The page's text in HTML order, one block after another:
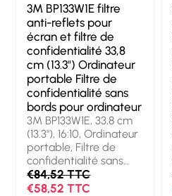
3M BP133W1E filtre
anti-reflets pour
écran et filtre de
confidentialité 33,8
cm (13.3") Ordinateur
portable Filtre de
confidentialité sans
bords pour ordinateur
3M BP133W1E, 33,8 cm
(13.3"), 16:10, Ordinateur
portable, Filtre de
confidentialité sans
bords pour ordinateur,
Anti-blue, Anti-reflet
€84,52 TTC
€58,52 TTC